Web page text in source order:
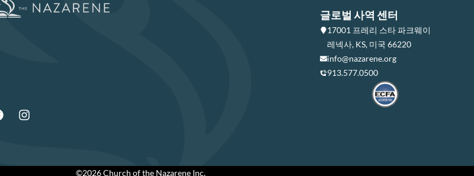
글로벌 사역 센터
17001 프레리 스타 파크웨이
레넥사, KS, 미국 66220
info@nazarene.org
913.577.0500
©2026 Church of the Nazarene Inc.